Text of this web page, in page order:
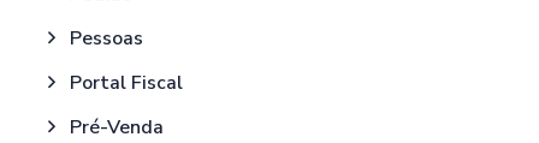
Pessoas
Portal Fiscal
Pré-Venda